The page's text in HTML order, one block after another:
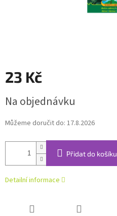
23 Kč
cena:
Na objednávku
Můžeme doručit do: 17.8.2026
Přidat do košíku
Detailní informace